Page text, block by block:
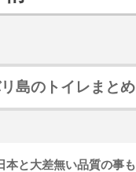
島のトイレまとめ
本と大差無い品質の事も